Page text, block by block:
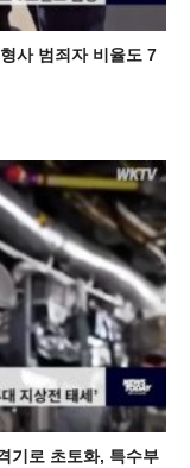
사 범죄자 비율도 7
기로 초토화, 특수부